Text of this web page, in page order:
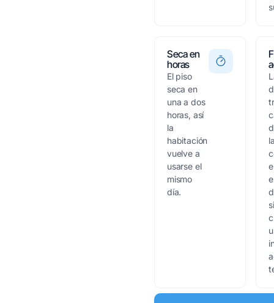
Seca en
horas
El piso
seca en
una a dos
horas, así
la
habitación
vuelve a
usarse el
mismo
día.